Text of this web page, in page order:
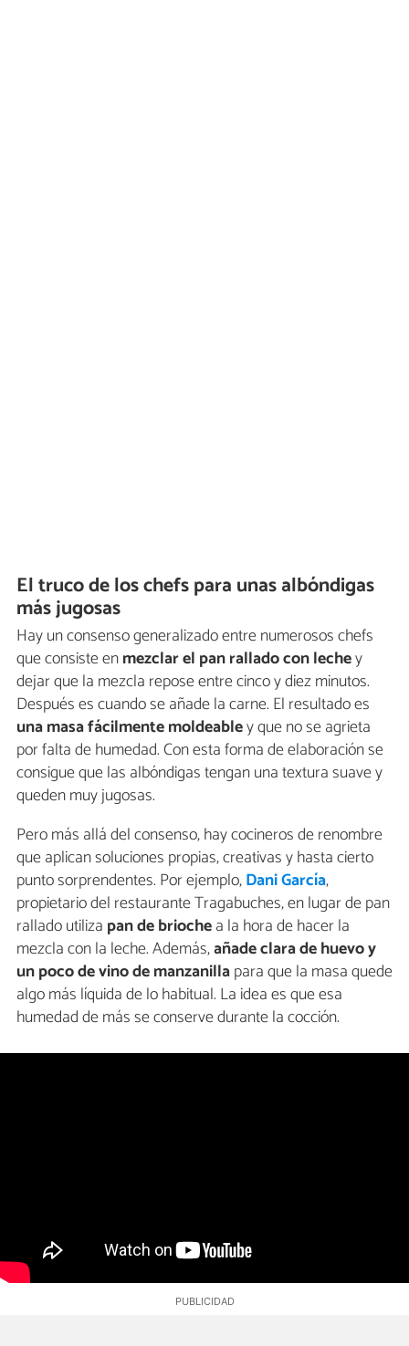
El truco de los chefs para unas albóndigas
más jugosas
Hay un consenso generalizado entre numerosos chefs
que consiste enmezclar el pan rallado con lechey
dejar que la mezcla repose entre cinco y diez minutos.
Después es cuando se añade la carne. El resultado es
una masa fácilmente moldeabley que no se agrieta
por falta de humedad. Con esta forma de elaboración se
consigue que las albóndigas tengan una textura suave y
queden muy jugosas.
Pero más allá del consenso, hay cocineros de renombre
que aplican soluciones propias, creativas y hasta cierto
punto sorprendentes. Por ejemplo,Dani García,
propietario del restaurante Tragabuches, en lugar de pan
rallado utiliza pan de briochea la hora de hacer la
mezcla con la leche. Además,añade clara de huevo y
un poco de vino de manzanillapara que la masa quede
algo más líquida de lo habitual. La idea es que esa
humedad de más se conserve durante la cocción.